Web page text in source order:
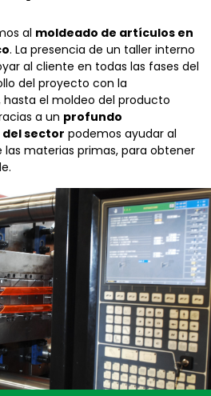
al moldeado de artículos en
. La presencia de un taller interno
al cliente en todas las fases del
del proyecto con la
el moldeo del producto
a un profundo
sector podemos ayudar al
materias primas, para obtener